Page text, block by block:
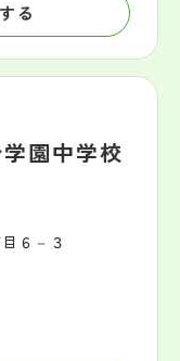
る
園中学校
６－３